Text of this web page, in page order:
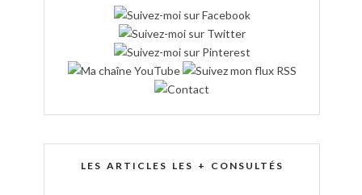
LES ARTICLES LES + CONSULTÉS